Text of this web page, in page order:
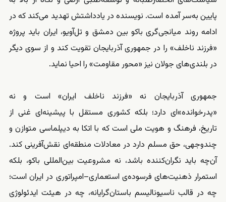
پایین به‌سر آمده است. نویسنده در یادداشتش تهدید می‌کند که در
ادامه روند میانجی‌گری باکو بین دمشق و تل‌آویو، ایران باید پروژه
«فرزند ناخلف» را در جمهوری آذربایجان تقویت کند و از سوی دیگر
در بلندی‌های جولان نیز «محور مقاومت» را احیا نماید.
جمهوری آذربایجان نه «فرزند ناخلف ایران» است و نه
«پدرخوانده‌»ای دارد؛ بلکه کشوری مستقل با پیشینه‌ای غنی از
تاریخ، فرهنگ و هویت ملی است که با اتکا به دیپلماسی متوازن و
چندوجهی، حق مسلم دارد در معادلات منطقه‌ای نقش‌آفرینی کند.
آن‌چه باید نگران‌کننده باشد، نه مشروعیت بین‌المللی باکو، بلکه
استمرار ذهنیت‌های فرسوده‌ی استعماری–امپراتوری در ایران است؛
چه در قالب ناسیونالیسم باستان‌گرایانه، چه در هیئت ایدئولوژی